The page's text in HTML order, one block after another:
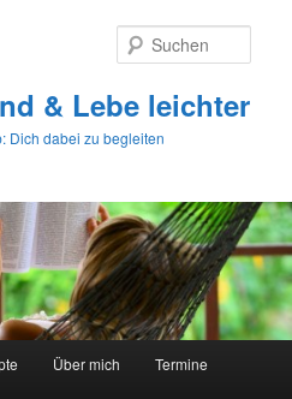
& Lebe leichter
Dich dabei zu begleiten
Über mich Termine